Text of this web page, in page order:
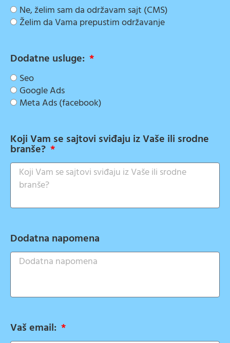
Ne, želim sam da održavam sajt (CMS)
Želim da Vama prepustim održavanje
Dodatne usluge:
Seo
Google Ads
Meta Ads (facebook)
Koji Vam se sajtovi sviđaju iz Vaše ili srodne
branše?
Dodatna napomena
Vaš email: